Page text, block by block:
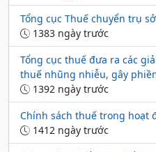
Tổng cục Thuế chuyển trụ
1383 ngày trước
Tổng cục thuế đưa ra các
thuế nhũng nhiễu, gây
1392 ngày trước
Chính sách thuế trong hoạt
1412 ngày trước